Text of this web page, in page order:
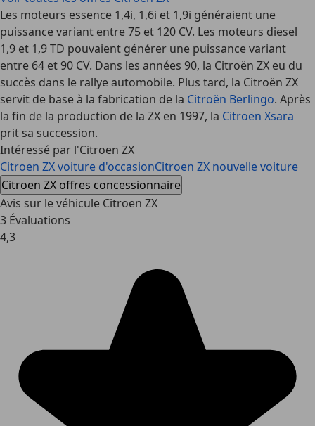
Les moteurs essence 1,4i, 1,6i et 1,9i généraient une
puissance variant entre 75 et 120 CV. Les moteurs diesel
1,9 et 1,9 TD pouvaient générer une puissance variant
entre 64 et 90 CV. Dans les années 90, la Citroën ZX eu du
succès dans le rallye automobile. Plus tard, la Citroën ZX
servit de base à la fabrication de la Citroën Berlingo. Après
la fin de la production de la ZX en 1997, la Citroën Xsara
prit sa succession.
Intéressé par l'Citroen ZX
Citroen ZX voiture d'occasionCitroen ZX nouvelle voiture
Citroen ZX offres concessionnaire
Avis sur le véhicule Citroen ZX
3 Évaluations
4,3